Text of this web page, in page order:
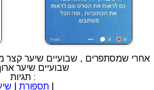
אחרי שמסתפרים , שבועיים שיער קצר
שבועיים שיער
תגיות :
תספורת